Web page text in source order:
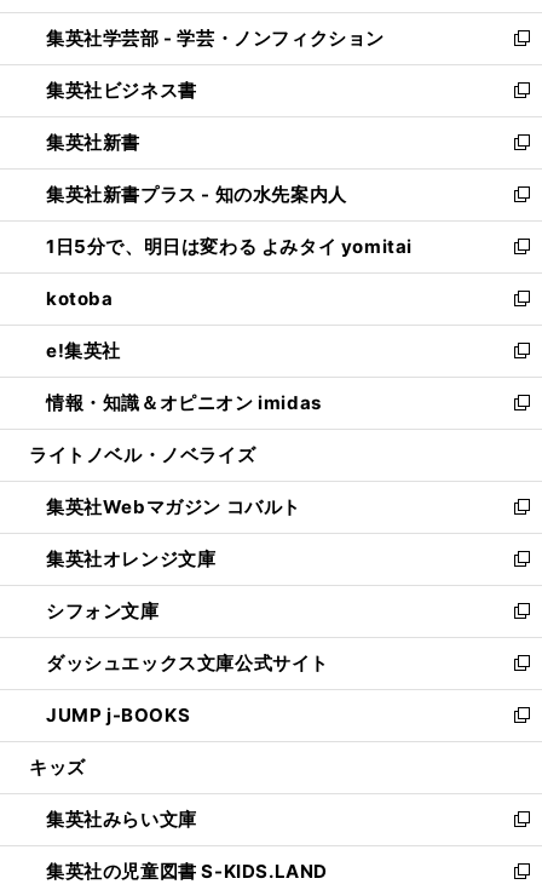
開
く
ウ
で
開
く
ン
ド
ウ
で
開
く
ウ
ィ
ン
ド
ウ
で
開
く
集英社学芸部 - 学芸・ノンフィクション
新
し
い
ウ
ィ
ン
ド
ウ
で
開
く
集英社ビジネス書
新
し
い
ウ
ィ
ン
ド
ウ
で
開
く
集英社新書
新
し
い
ウ
ィ
ン
ド
ウ
で
開
く
集英社新書プラス - 知の水先案内人
新
し
い
ウ
ィ
ン
ド
ウ
で
開
1日5分で、明日は変わる よみタイ yomitai
新
し
い
ウ
ィ
ン
ド
ウ
開
く
kotoba
新
し
い
ウ
ィ
ン
ウ
で
開
く
e!集英社
新
し
い
ウ
ン
ド
ウ
で
開
く
情報・知識＆オピニオン imidas
新
し
ウ
ィ
ン
ド
ウ
で
開
く
ライトノベル・ノベライズ
集英社Webマガジン コバルト
新
し
い
ウ
ィ
ン
ド
ウ
で
開
集英社オレンジ文庫
新
し
い
ウ
ィ
ン
ド
ウ
開
く
シフォン文庫
新
し
い
ウ
ィ
ン
ウ
で
開
く
ダッシュエックス文庫公式サイト
新
し
い
ウ
ン
ド
ウ
で
JUMP j-BOOKS
新
し
ウ
ィ
ン
ド
キッズ
集英社みらい文庫
新
し
い
集英社の児童図書 S-KIDS.LAND
新